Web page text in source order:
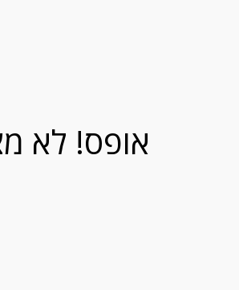
אופס! לא